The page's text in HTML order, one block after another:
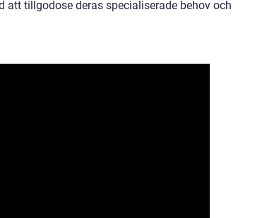
att tillgodose deras specialiserade behov och